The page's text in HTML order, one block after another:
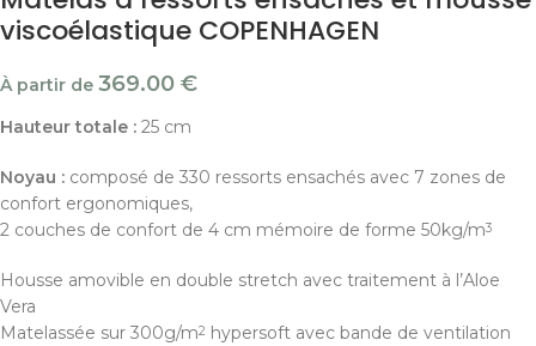
viscoélastique COPENHAGEN
À partir de 369.00 €
Hauteur totale : 25 cm
Noyau : composé de 330 ressorts ensachés avec 7 zones de
confort ergonomiques,
2 couches de confort de 4 cm mémoire de forme 50kg/m3
Housse amovible en double stretch avec traitement à l’Aloe
Vera
Matelassée sur 300g/m2 hypersoft avec bande de ventilation